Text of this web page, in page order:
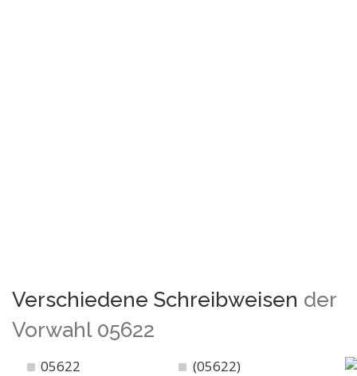
Verschiedene Schreibweisen der
Vorwahl 05622
05622
(05622)